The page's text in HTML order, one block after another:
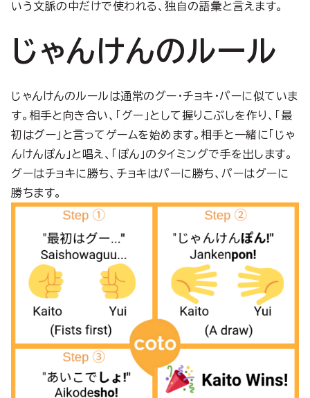
いう文脈の中だけで使われる、独自の語彙と言えます。
じゃんけんのルール
じゃんけんのルールは通常のグー・チョキ・パーに似ていま
す。相手と向き合い、「グー」として握りこぶしを作り、「最
初はグー」と言ってゲームを始めます。相手と一緒に「じゃ
んけんぽん」と唱え、「ぽん」のタイミングで手を出します。
グーはチョキに勝ち、チョキはパーに勝ち、パーはグーに
勝ちます。